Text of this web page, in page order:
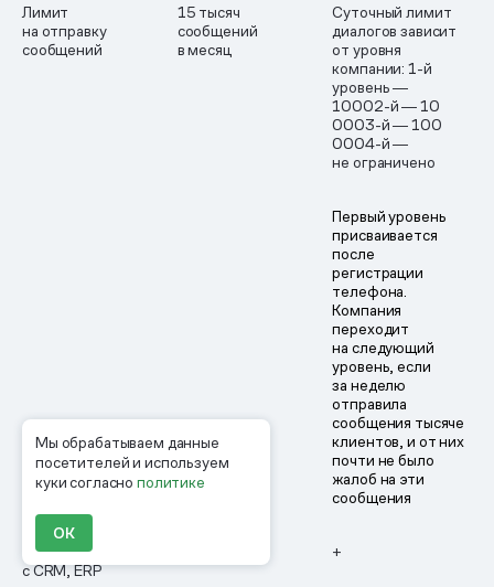
Мы обрабатываем данные
посетителей и используем
куки согласнополитике
ОК
Лимит
на отправку
сообщений
15 тысяч
сообщений
в месяц
Суточный лимит
диалогов зависит
от уровня
компании: 1-й
уровень ―
10002-й ― 10
0003-й ― 100
0004-й ―
не ограничено
Первый уровень
присваивается
после
регистрации
телефона.
Компания
переходит
на следующий
уровень, если
за неделю
отправила
сообщения тысяче
клиентов, и от них
почти не было
жалоб на эти
сообщения
Интеграция
с CRM, ERP
+